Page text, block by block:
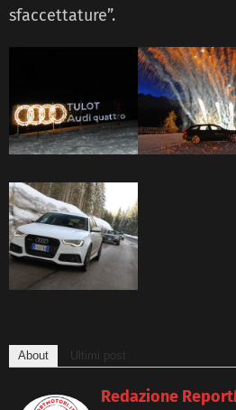
sfaccettature”.
About Ultimi post
Redazione